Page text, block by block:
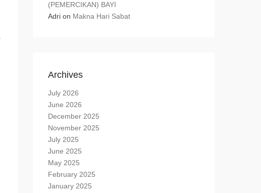
(PEMERCIKAN) BAYI
Adri on Makna Hari Sabat
Archives
July 2026
June 2026
December 2025
November 2025
July 2025
June 2025
May 2025
February 2025
January 2025